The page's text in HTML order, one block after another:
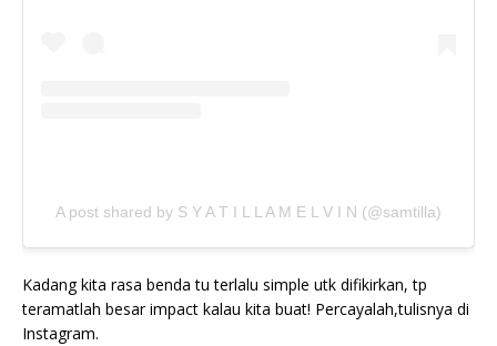
A post shared by S Y A T I L L A M E L V I N (@samtilla)
Kadang kita rasa benda tu terlalu simple utk difikirkan, tp
teramatlah besar impact kalau kita buat! Percayalah,tulisnya di
Instagram.